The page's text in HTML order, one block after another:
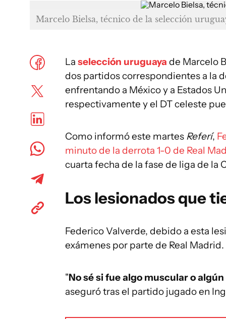
Marcelo Bielsa, técnico de la selección
La selección uruguaya de Marcelo
dos partidos correspondientes a la
enfrentando a México y a Estados
respectivamente y el DT celeste
Como informó este martes Referí,
minuto de la derrota 1-0 de Real
cuarta fecha de la fase de liga de la
Los lesionados que
Federico Valverde, debido a esta
exámenes por parte de Real Madrid.
"No sé si fue algo muscular o
aseguró tras el partido jugado en